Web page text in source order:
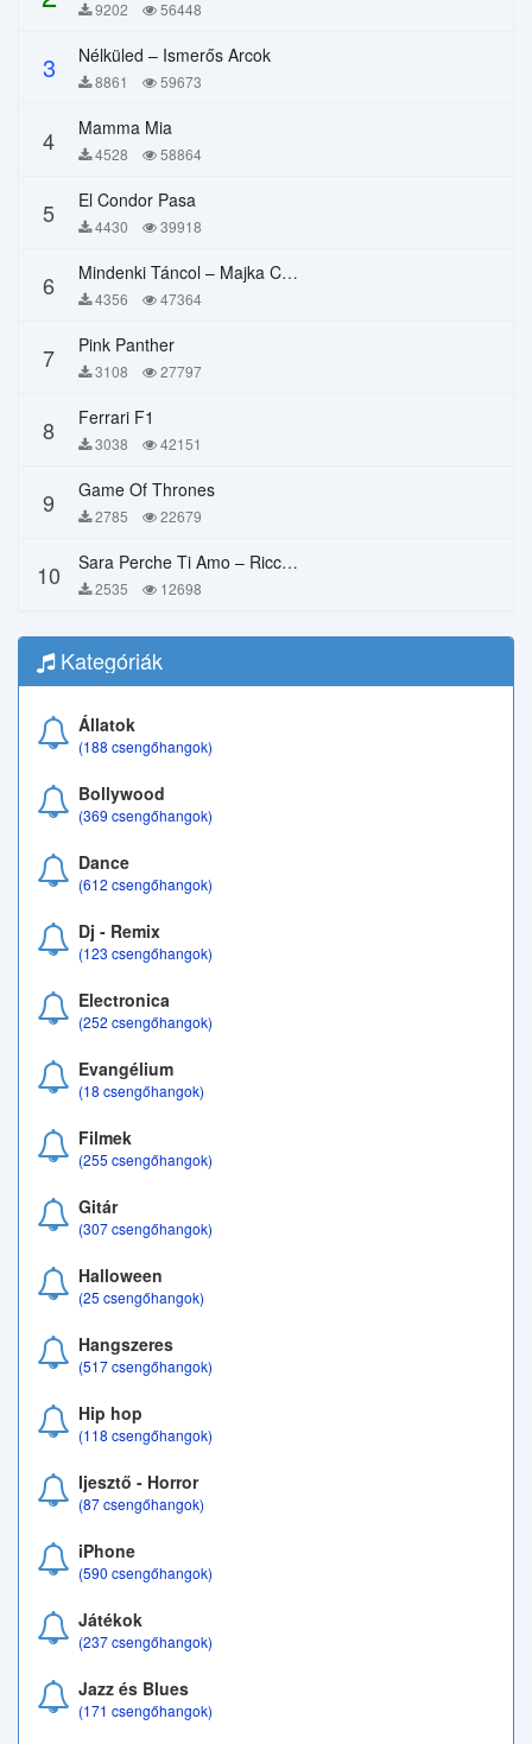
9202 56448
3 Nélküled – Ismerős Arcok
8861 59673
4 Mamma Mia
4528 58864
5 El Condor Pasa
4430 39918
6 Mindenki Táncol – Majka Curtis, Péter Majoros
4356 47364
7 Pink Panther
3108 27797
8 Ferrari F1
3038 42151
9 Game Of Thrones
2785 22679
10 Sara Perche Ti Amo – Ricchi E Poveri
2535 12698
Kategóriák
Állatok
(188 csengőhangok)
Bollywood
(369 csengőhangok)
Dance
(612 csengőhangok)
Dj - Remix
(123 csengőhangok)
Electronica
(252 csengőhangok)
Evangélium
(18 csengőhangok)
Filmek
(255 csengőhangok)
Gitár
(307 csengőhangok)
Halloween
(25 csengőhangok)
Hangszeres
(517 csengőhangok)
Hip hop
(118 csengőhangok)
Ijesztő - Horror
(87 csengőhangok)
iPhone
(590 csengőhangok)
Játékok
(237 csengőhangok)
Jazz és Blues
(171 csengőhangok)